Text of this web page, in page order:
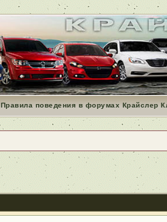
Правила поведения в форумах Крайслер